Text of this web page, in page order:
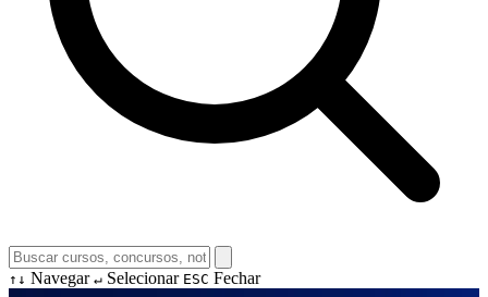
↑↓ Navegar ↵ Selecionar ESC Fechar